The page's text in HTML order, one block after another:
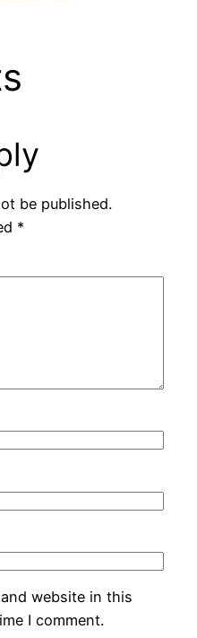
be published.
*
website in this
I comment.